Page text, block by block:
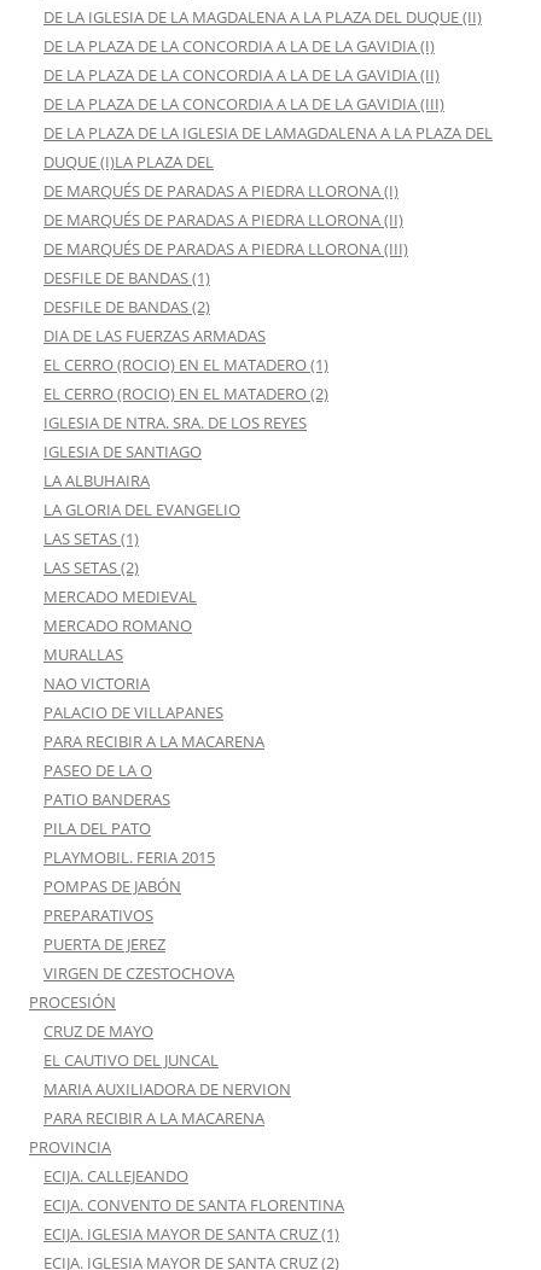
DE LA IGLESIA DE LA MAGDALENA A LA PLAZA DEL DUQUE (II)
DE LA PLAZA DE LA CONCORDIA A LA DE LA GAVIDIA (I)
DE LA PLAZA DE LA CONCORDIA A LA DE LA GAVIDIA (II)
DE LA PLAZA DE LA CONCORDIA A LA DE LA GAVIDIA (III)
DE LA PLAZA DE LA IGLESIA DE LAMAGDALENA A LA PLAZA DEL
DUQUE (I)LA PLAZA DEL
DE MARQUÉS DE PARADAS A PIEDRA LLORONA (I)
DE MARQUÉS DE PARADAS A PIEDRA LLORONA (II)
DE MARQUÉS DE PARADAS A PIEDRA LLORONA (III)
DESFILE DE BANDAS (1)
DESFILE DE BANDAS (2)
DIA DE LAS FUERZAS ARMADAS
EL CERRO (ROCIO) EN EL MATADERO (1)
EL CERRO (ROCIO) EN EL MATADERO (2)
IGLESIA DE NTRA. SRA. DE LOS REYES
IGLESIA DE SANTIAGO
LA ALBUHAIRA
LA GLORIA DEL EVANGELIO
LAS SETAS (1)
LAS SETAS (2)
MERCADO MEDIEVAL
MERCADO ROMANO
MURALLAS
NAO VICTORIA
PALACIO DE VILLAPANES
PARA RECIBIR A LA MACARENA
PASEO DE LA O
PATIO BANDERAS
PILA DEL PATO
PLAYMOBIL. FERIA 2015
POMPAS DE JABÓN
PREPARATIVOS
PUERTA DE JEREZ
VIRGEN DE CZESTOCHOVA
PROCESIÓN
CRUZ DE MAYO
EL CAUTIVO DEL JUNCAL
MARIA AUXILIADORA DE NERVION
PARA RECIBIR A LA MACARENA
PROVINCIA
ECIJA. CALLEJEANDO
ECIJA. CONVENTO DE SANTA FLORENTINA
ECIJA. IGLESIA MAYOR DE SANTA CRUZ (1)
ECIJA. IGLESIA MAYOR DE SANTA CRUZ (2)